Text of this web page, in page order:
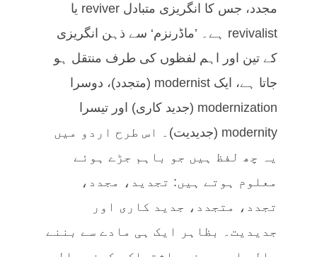
مجدد، جس کا انگریزی متبادل reviver یا
revivalist ہے۔ ’ماڈرنزم‘ سے ذہن انگریزی
کے تین اور اہم لفظوں کی طرف منتقل ہو
جاتا ہے، ایک modernist (متجدد)، دوسرا
modernization (جدید کاری) اور تیسرا
modernity (جدیدیت)۔ اس طرح اردو میں
یہ چھ لفظ ہیں جو باہم جڑے ہوئے
معلوم ہوتے ہیں: تجدید، مجدد،
تجدد، متجدد، جدید کاری اور
جدیدیت۔ بظاہر ایک ہی مادے سے بننے